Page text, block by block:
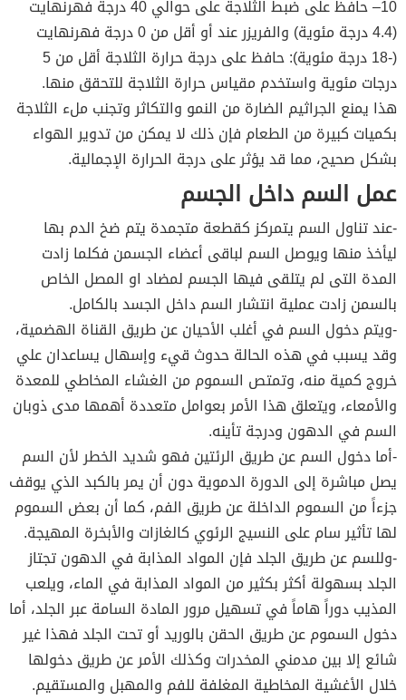
10– حافظ على ضبط الثلاجة على حوالي 40 درجة فهرنهايت
(4.4 درجة مئوية) والفريزر عند أو أقل من 0 درجة فهرنهايت
(-18 درجة مئوية): حافظ على درجة حرارة الثلاجة أقل من 5
درجات مئوية واستخدم مقياس حرارة الثلاجة للتحقق منها.
هذا يمنع الجراثيم الضارة من النمو والتكاثر وتجنب ملء الثلاجة
بكميات كبيرة من الطعام فإن ذلك لا يمكن من تدوير الهواء
بشكل صحيح، مما قد يؤثر على درجة الحرارة الإجمالية.
عمل السم داخل الجسم
-عند تناول السم يتمركز كقطعة متجمدة يتم ضخ الدم بها
ليأخذ منها ويوصل السم لباقى أعضاء الجسمن فكلما زادت
المدة التى لم يتلقى فيها الجسم لمضاد او المصل الخاص
بالسمن زادت عملية انتشار السم داخل الجسد بالكامل.
-ويتم دخول السم في أغلب الأحيان عن طريق القناة الهضمية،
وقد يسبب في هذه الحالة حدوث قيء وإسهال يساعدان علي
خروج كمية منه، وتمتص السموم من الغشاء المخاطي للمعدة
والأمعاء، ويتعلق هذا الأمر بعوامل متعددة أهمها مدى ذوبان
السم في الدهون ودرجة تأينه.
-أما دخول السم عن طريق الرئتين فهو شديد الخطر لأن السم
يصل مباشرة إلى الدورة الدموية دون أن يمر بالكبد الذي يوقف
جزءاً من السموم الداخلة عن طريق الفم، كما أن بعض السموم
لها تأثير سام على النسيج الرئوي كالغازات والأبخرة المهيجة.
-وللسم عن طريق الجلد فإن المواد المذابة في الدهون تجتاز
الجلد بسهولة أكثر بكثير من المواد المذابة في الماء، ويلعب
المذيب دوراً هاماً في تسهيل مرور المادة السامة عبر الجلد، أما
دخول السموم عن طريق الحقن بالوريد أو تحت الجلد فهذا غير
شائع إلا بين مدمني المخدرات وكذلك الأمر عن طريق دخولها
خلال الأغشية المخاطية المغلفة للفم والمهبل والمستقيم.